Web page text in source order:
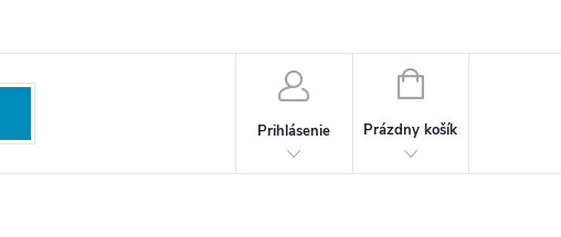
Prihlásenie
NÁKUPNÝ
Prázdny košík